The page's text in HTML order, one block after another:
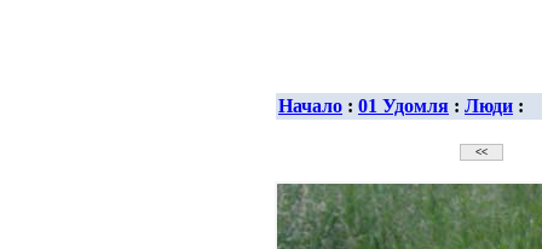
Начало : 01 Удомля : Люди :